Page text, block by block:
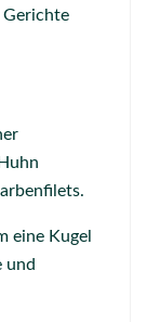
Gerichte
eine Kugel
und